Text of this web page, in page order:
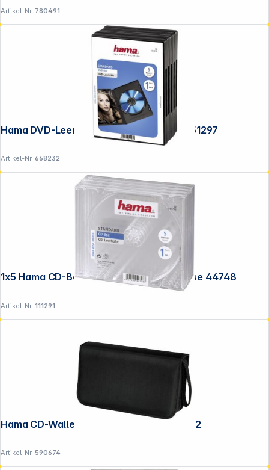
Artikel-Nr.:780491
Hama DVD-Leerhülle 5er-Pack schwarz 51297
Artikel-Nr.:668232
1x5 Hama CD-Box transparent Jewel-Case 44748
Artikel-Nr.:111291
Hama CD-Wallet Nylon 80 schwarz 33832
Artikel-Nr.:590674